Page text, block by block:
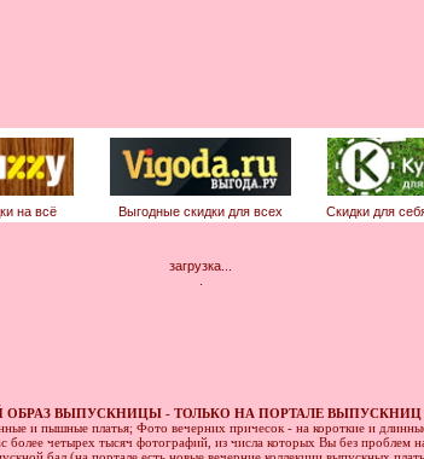
на всё Выгодные скидки для всех Скидки для
загрузка...
ОБРАЗ ВЫПУСКНИЦЫ - ТОЛЬКО НА ПОРТАЛЕ ВЫПУСКНИЦ
и пышные платья; Фото вечерних причесок - на короткие и
четырех тысяч фотографий, из числа которых Вы без проблем